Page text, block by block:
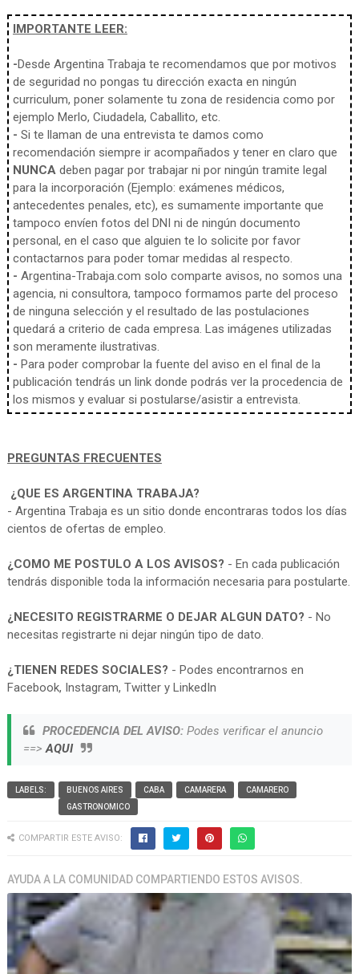
IMPORTANTE LEER:
-Desde Argentina Trabaja te recomendamos que por motivos
de seguridad no pongas tu dirección exacta en ningún
curriculum, poner solamente tu zona de residencia como por
ejemplo Merlo, Ciudadela, Caballito, etc.
- Si te llaman de una entrevista te damos como
recomendación siempre ir acompañados y tener en claro que
NUNCAdeben pagar por trabajar ni por ningún tramite legal
para la incorporación (Ejemplo: exámenes médicos,
antecedentes penales, etc), es sumamente importante que
tampoco envíen fotos del DNI ni de ningún documento
personal, en el caso que alguien te lo solicite por favor
contactarnos para poder tomar medidas al respecto.
- Argentina-Trabaja.com solo comparte avisos, no somos una
agencia, ni consultora, tampoco formamos parte del proceso
de ninguna selección y el resultado de las postulaciones
quedará a criterio de cada empresa. Las imágenes utilizadas
son meramente ilustrativas.
- Para poder comprobar la fuente del aviso en el final de la
publicación tendrás un link donde podrás ver la procedencia de
los mismos y evaluar si postularse/asistir a entrevista.
PREGUNTAS FRECUENTES
¿QUE ES ARGENTINA TRABAJA?
- Argentina Trabaja es un sitio donde encontraras todos los días
cientos de ofertas de empleo.
¿COMO ME POSTULO A LOS AVISOS? - En cada publicación
tendrás disponible toda la información necesaria para postularte.
¿NECESITO REGISTRARME O DEJAR ALGUN DATO? - No
necesitas registrarte ni dejar ningún tipo de dato.
¿TIENEN REDES SOCIALES? - Podes encontrarnos en
Facebook, Instagram, Twitter y LinkedIn
PROCEDENCIA DEL AVISO:Podes verificar el anuncio
==>AQUI
LABELS: BUENOS AIRES CABA CAMARERA
CAMARERO
GASTRONOMICO
COMPARTIR ESTE AVISO:
AYUDA A LA COMUNIDAD COMPARTIENDO ESTOS AVISOS.